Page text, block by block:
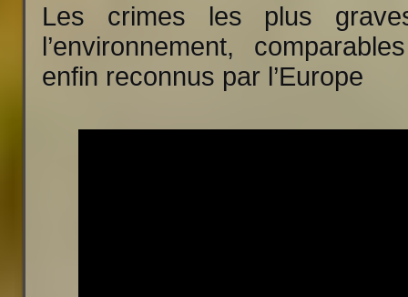
Les crimes les plus
l’environnement,
enfin reconnus par l’Europe